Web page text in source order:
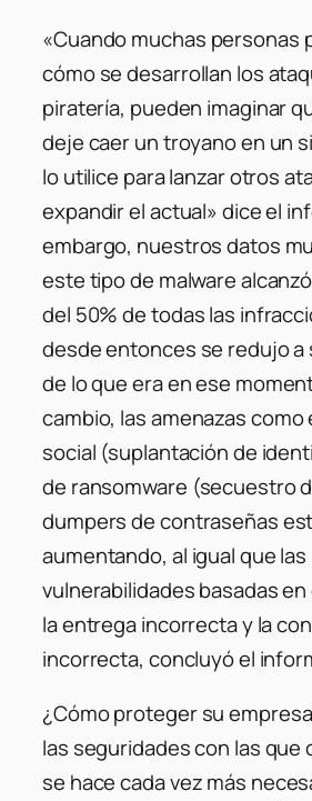
«Cuando muchas personas
cómo se desarrollan los
piratería, pueden imaginar
deje caer un troyano en un
lo utilice para lanzar otros
expandir el actual» dice el
embargo, nuestros datos
este tipo de malware
del 50% de todas las
desde entonces se redujo a
de lo que era en ese
cambio, las amenazas como
social (suplantación de
de ransomware (secuestro
dumpers de contraseñas
aumentando, al igual que las
vulnerabilidades basadas
la entrega incorrecta y la
incorrecta, concluyó el
¿Cómo proteger su
las seguridades con las que
se hace cada vez más